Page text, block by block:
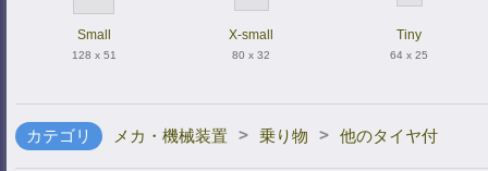
Small
128 x 51
X-small
80 x 32
Tiny
64 x 25
カテゴリ メカ・機械装置 > 乗り物 > 他のタイヤ付